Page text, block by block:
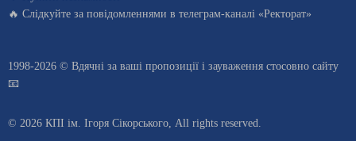
🔥 Слідкуйте за повідомленнями в телеграм-каналі «Ректорат»
1998-2026 © Вдячні за ваші пропозиції і зауваження стосовно сайту
📧
© 2026 КПІ ім. Ігоря Сікорського, All rights reserved.